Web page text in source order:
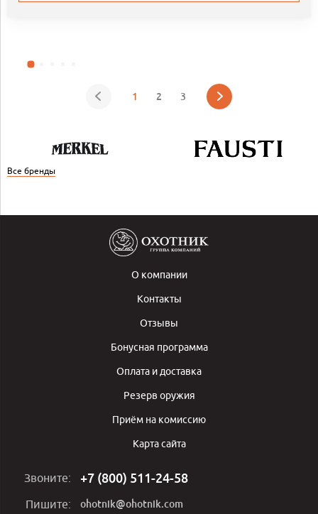
1 2 3
Все бренды
О компании
Контакты
Отзывы
Бонусная программа
Оплата и доставка
Резерв оружия
Приём на комиссию
Карта сайта
Звоните: +7 (800) 511-24-58
Пишите: ohotnik@ohotnik.com